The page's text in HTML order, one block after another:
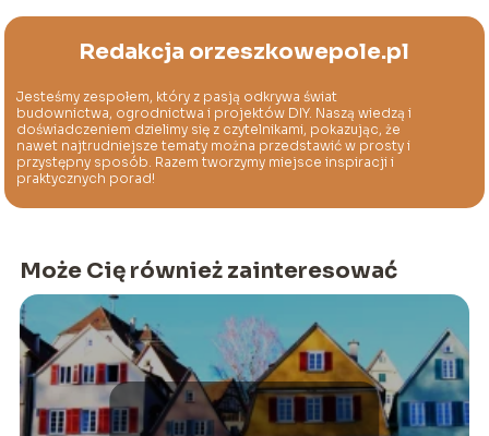
Redakcja orzeszkowepole.pl
Jesteśmy zespołem, który z pasją odkrywa świat
budownictwa, ogrodnictwa i projektów DIY. Naszą wiedzą i
doświadczeniem dzielimy się z czytelnikami, pokazując, że
nawet najtrudniejsze tematy można przedstawić w prosty i
przystępny sposób. Razem tworzymy miejsce inspiracji i
praktycznych porad!
Może Cię również zainteresować